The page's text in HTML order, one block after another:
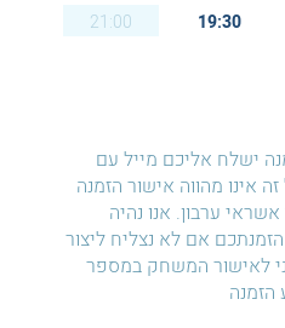
19:30
21:00
ישלח אליכם מייל עם
אינו מהווה אישור הזמנה
ערבון. אנו נהיה
אם לא נצליח ליצור
לאישור המשחק במספר
הזמנה